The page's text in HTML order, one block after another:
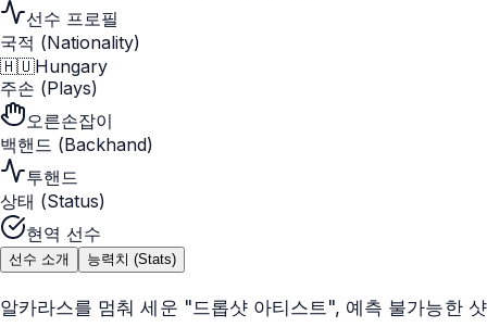
선수 프로필
국적 (Nationality)
🇭🇺Hungary
주손 (Plays)
오른손잡이
백핸드 (Backhand)
투핸드
상태 (Status)
현역 선수
선수 소개 능력치 (Stats)
알카라스를 멈춰 세운 "드롭샷 아티스트", 예측 불가능한 샷